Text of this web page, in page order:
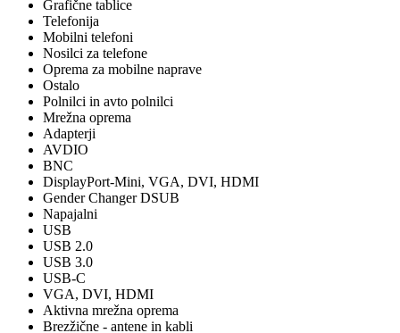
Grafične tablice
Telefonija
Mobilni telefoni
Nosilci za telefone
Oprema za mobilne naprave
Ostalo
Polnilci in avto polnilci
Mrežna oprema
Adapterji
AVDIO
BNC
DisplayPort-Mini, VGA, DVI, HDMI
Gender Changer DSUB
Napajalni
USB
USB 2.0
USB 3.0
USB-C
VGA, DVI, HDMI
Aktivna mrežna oprema
Brezžične - antene in kabli